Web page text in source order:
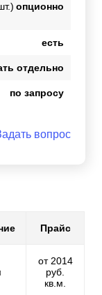
опционно
есть
отдельно
по запросу
вопрос
Прайс
от 2014
руб.
кв.м.